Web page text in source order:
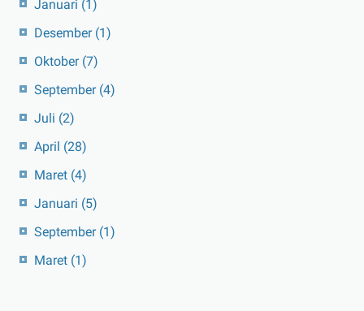
Januari (1)
Desember (1)
Oktober (7)
September (4)
Juli (2)
April (28)
Maret (4)
Januari (5)
September (1)
Maret (1)